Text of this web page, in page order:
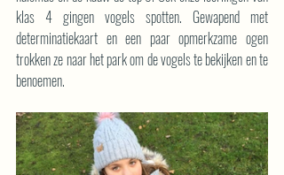
klas 4 gingen vogels spotten. Gewapend met
determinatiekaart en een paar opmerkzame ogen
trokken ze naar het park om de vogels te bekijken en te
benoemen.